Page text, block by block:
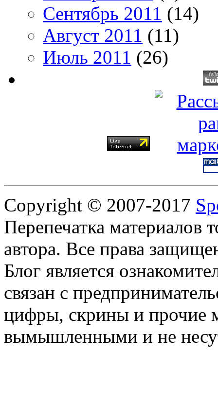
Сентябрь 2011 (14)
Август 2011 (11)
Июль 2011 (26)
Copyright © 2007-2017
Перепечатка материалов
автора. Все права
Блог является
связан с
цифры, скрины и прочие
вымышленными и не